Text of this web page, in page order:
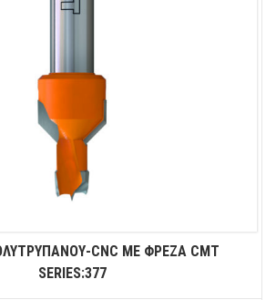
CNC ΜΕ ΦΡΕΖΑ CMT
SERIES:377